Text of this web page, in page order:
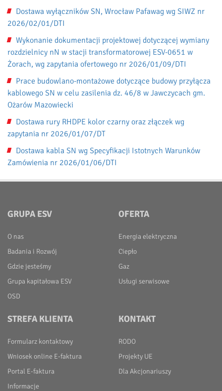
Dostawa wyłączników SN, Wrocław Pafawag wg SIWZ nr
2026/02/01/DTI
Wykonanie dokumentacji projektowej dotyczącej wymiany
rozdzielnicy nN w stacji transformatorowej ESV-0651 w
Żorach, wg zapytania ofertowego nr 2026/01/09/DTI
Prace budowlano-montażowe dotyczące budowy przyłącza
kablowego SN w celu zasilenia dz. 46/8 w Jawczycach gm.
Ożarów Mazowiecki
Dostawa rury RHDPE kolor czarny oraz złączek wg
zapytania nr 2026/01/07/DT
Dostawa kabla SN wg Specyfikacji Istotnych Warunków
Zamówienia nr 2026/01/06/DTI
GRUPA ESV
O nas
Badania i Rozwój
Gdzie jesteśmy
Grupa kapitałowa ESV
OSD
OFERTA
Energia elektryczna
Ciepło
Gaz
Usługi serwisowe
STREFA KLIENTA
Formularz kontaktowy
Wniosek online E-faktura
Portal E-faktura
Informacje
KONTAKT
RODO
Projekty UE
Dla Akcjonariuszy